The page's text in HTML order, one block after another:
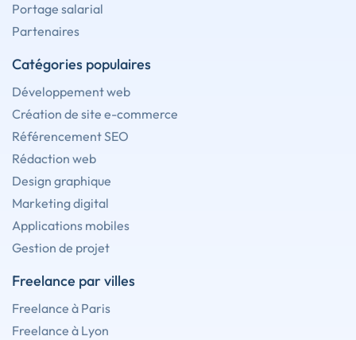
Portage salarial
Partenaires
Catégories populaires
Développement web
Création de site e-commerce
Référencement SEO
Rédaction web
Design graphique
Marketing digital
Applications mobiles
Gestion de projet
Freelance par villes
Freelance à Paris
Freelance à Lyon